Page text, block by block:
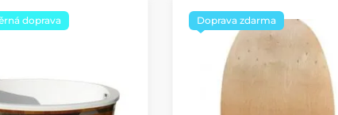
doprava Doprava zdarma